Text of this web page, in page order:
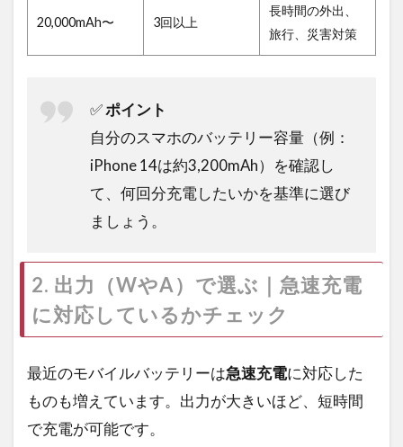
20,000mAh〜 3回以上
長時間の外出、
旅行、災害対策
✅ポイント
自分のスマホのバッテリー容量（例：
iPhone 14は約3,200mAh）を確認し
て、何回分充電したいかを基準に選び
ましょう。
2. 出力（WやA）で選ぶ｜急速充電
に対応しているかチェック
最近のモバイルバッテリーは急速充電に対応した
ものも増えています。出力が大きいほど、短時間
で充電が可能です。